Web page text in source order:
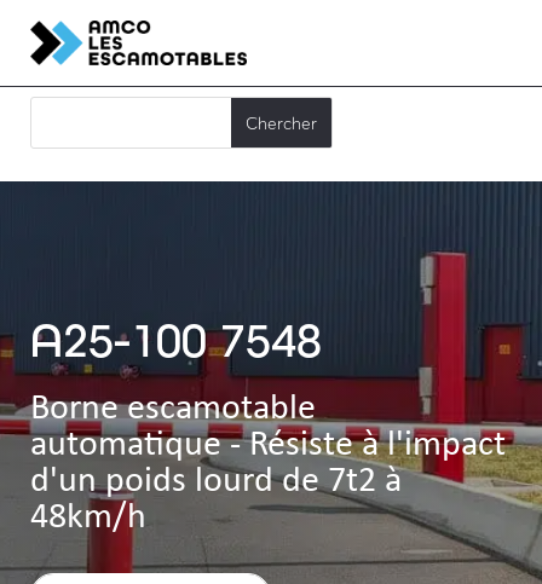
A25-100 7548
Borne escamotable
automatique - Résiste à l'impact
d'un poids lourd de 7t2 à
48km/h